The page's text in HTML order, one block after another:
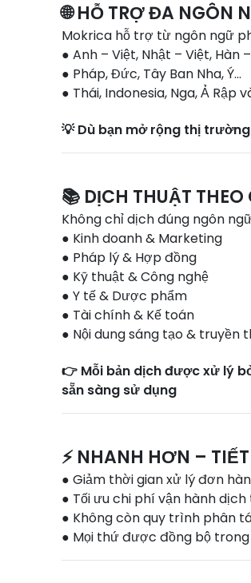
🌐 HỖ TRỢ ĐA NGÔN
Mokrica hỗ trợ từ ngôn ngữ
● Anh – Việt, Nhật – Việt, Hàn
● Pháp, Đức, Tây Ban Nha, Ý…
● Thái, Indonesia, Nga, Ả
💡 Dù bạn mở rộng thị
📚 DỊCH THUẬT
Không chỉ dịch đúng ngôn
● Kinh doanh & Marketing
● Pháp lý & Hợp đồng
● Kỹ thuật & Công nghệ
● Y tế & Dược phẩm
● Tài chính & Kế toán
● Nội dung sáng tạo & truyền
👉 Mỗi bản dịch được xử lý
sẵn sàng sử dụng
⚡ NHANH HƠN –
● Giảm thời gian xử lý đơn
● Tối ưu chi phí vận hành
● Không còn quy trình phân
● Mọi thứ được đồng bộ